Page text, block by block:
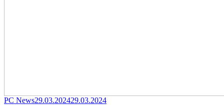
Category
PC NewsPosted
29.03.202429.03.2024